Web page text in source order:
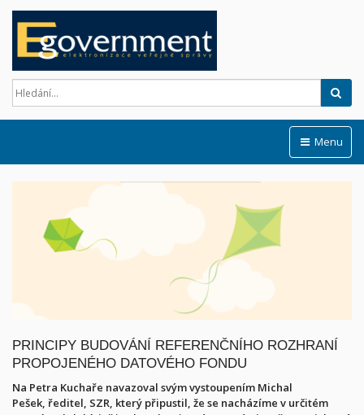
Menu
PRINCIPY BUDOVÁNÍ REFERENČNÍHO ROZHRANÍ
PROPOJENÉHO DATOVÉHO FONDU
Na Petra Kuchaře navazoval svým vystoupením Michal
Pešek, ředitel, SZR, který připustil, že se nacházíme v určitém